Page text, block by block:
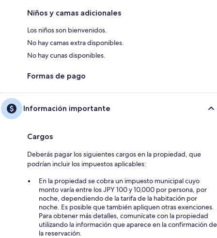
Niños y camas adicionales
Los niños son bienvenidos.
No hay camas extra disponibles.
No hay cunas disponibles.
Formas de pago
Información importante
Cargos
Deberás pagar los siguientes cargos en la propiedad, que
podrían incluir los impuestos aplicables:
En la propiedad se cobra un impuesto municipal cuyo
monto varía entre los JPY 100 y 10,000 por persona, por
noche, dependiendo de la tarifa de la habitación por
noche. Es posible que también apliquen otras exenciones.
Para obtener más detalles, comunícate con la propiedad
utilizando la información que aparece en la confirmación de
la reservación.